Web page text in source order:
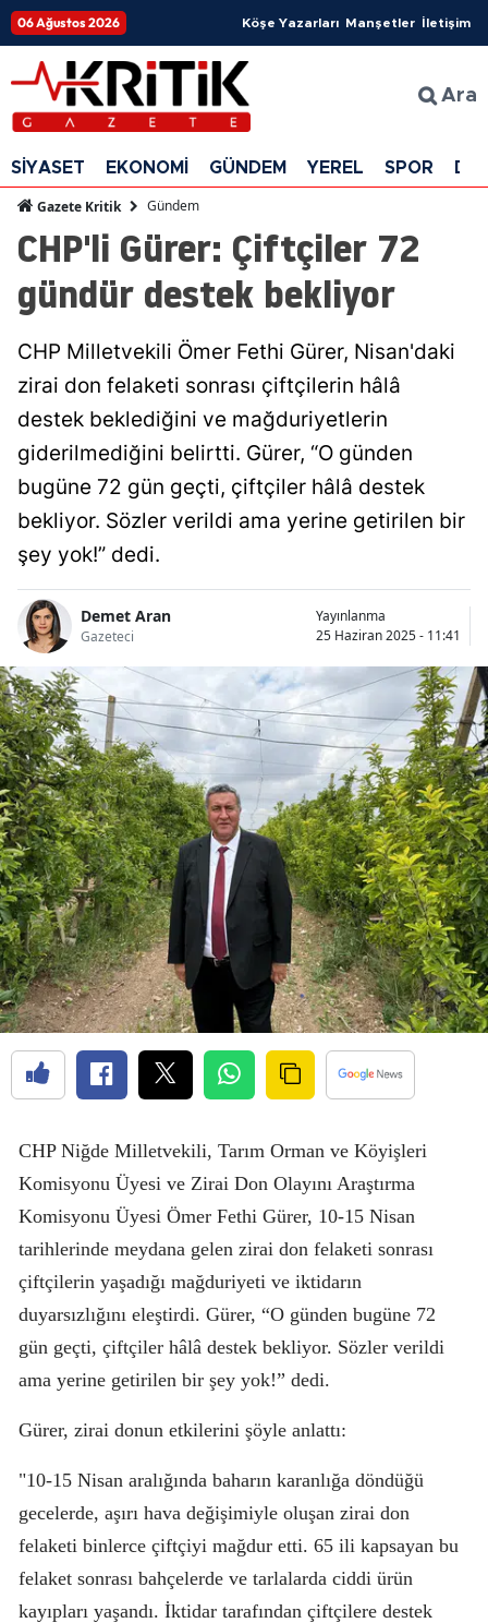
06 Ağustos 2026 Köşe Yazarları Manşetler İletişim
Ara
SİYASET EKONOMİ GÜNDEM YEREL SPOR
Gazete Kritik Gündem
CHP'li Gürer: Çiftçiler 72
gündür destek bekliyor
CHP Milletvekili Ömer Fethi Gürer, Nisan'daki
zirai don felaketi sonrası çiftçilerin hâlâ
destek beklediğini ve mağduriyetlerin
giderilmediğini belirtti. Gürer, “O günden
bugüne 72 gün geçti, çiftçiler hâlâ destek
bekliyor. Sözler verildi ama yerine getirilen bir
şey yok!” dedi.
Demet Aran
Gazeteci
Yayınlanma
25 Haziran 2025 - 11:41
CHP Niğde Milletvekili, Tarım Orman ve Köyişleri
Komisyonu Üyesi ve Zirai Don Olayını Araştırma
Komisyonu Üyesi Ömer Fethi Gürer, 10-15 Nisan
tarihlerinde meydana gelen zirai don felaketi sonrası
çiftçilerin yaşadığı mağduriyeti ve iktidarın
duyarsızlığını eleştirdi. Gürer, “O günden bugüne 72
gün geçti, çiftçiler hâlâ destek bekliyor. Sözler verildi
ama yerine getirilen bir şey yok!” dedi.
Gürer, zirai donun etkilerini şöyle anlattı:
"10-15 Nisan aralığında baharın karanlığa döndüğü
gecelerde, aşırı hava değişimiyle oluşan zirai don
felaketi binlerce çiftçiyi mağdur etti. 65 ili kapsayan bu
felaket sonrası bahçelerde ve tarlalarda ciddi ürün
kayıpları yaşandı. İktidar tarafından çiftçilere destek